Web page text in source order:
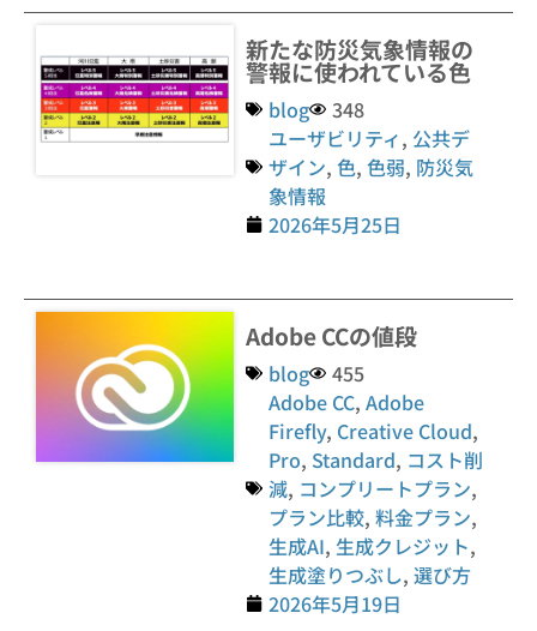
新たな防災気象情報の
警報に使われている色
blog
348
ユーザビリティ, 公共デ
ザイン,色,色弱, 防災気
象情報
2026年5月25日
Adobe CCの値段
blog
455
Adobe CC,Adobe
Firefly, Creative Cloud,
Pro, Standard, コスト削
減, コンプリートプラン,
プラン比較,料金プラン,
生成AI, 生成クレジット,
生成塗りつぶし,選び方
2026年5月19日